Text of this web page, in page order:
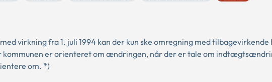
virkning fra 1. juli 1994 kan der kun ske omregning med
kommunen er orienteret om ændringen, når der er tale om
om. *)